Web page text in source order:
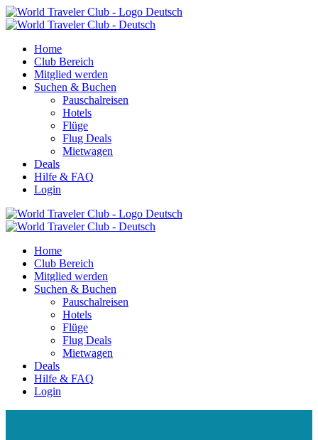
Zum
Inhalt
Home
Club Bereich
Mitglied werden
Suchen & Buchen
Pauschalreisen
Hotels
Flüge
Flug Deals
Mietwagen
Deals
Hilfe & FAQ
Login
Home
Club Bereich
Mitglied werden
Suchen & Buchen
Pauschalreisen
Hotels
Flüge
Flug Deals
Mietwagen
Deals
Hilfe & FAQ
Login